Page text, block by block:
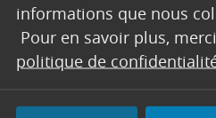
informations que nous
Pour en savoir plus,
politique de
de cet événement.
Nous vous remercions de
et vous attendons